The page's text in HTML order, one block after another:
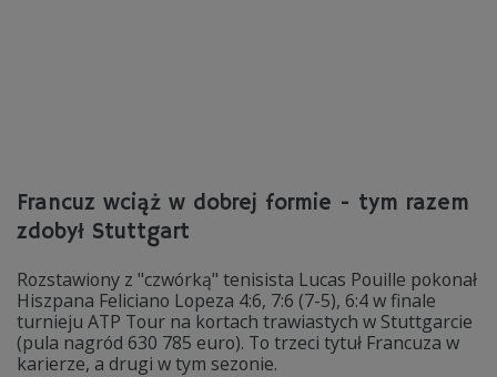
Francuz wciąż w dobrej formie - tym razem
zdobył Stuttgart
Rozstawiony z "czwórką" tenisista Lucas Pouille pokonał
Hiszpana Feliciano Lopeza 4:6, 7:6 (7-5), 6:4 w finale
turnieju ATP Tour na kortach trawiastych w Stuttgarcie
(pula nagród 630 785 euro). To trzeci tytuł Francuza w
karierze, a drugi w tym sezonie.